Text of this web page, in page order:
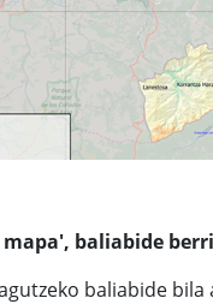
baliabide
baliabide